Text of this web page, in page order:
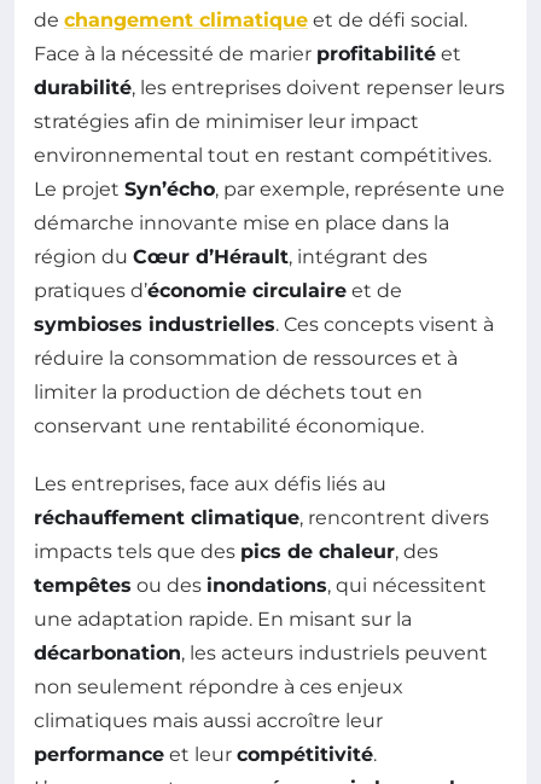
de changement climatique et de défi social.
Face à la nécessité de marier profitabilité et
durabilité, les entreprises doivent repenser leurs
stratégies afin de minimiser leur impact
environnemental tout en restant compétitives.
Le projet Syn’écho, par exemple, représente une
démarche innovante mise en place dans la
région du Cœur d’Hérault, intégrant des
pratiques d’économie circulaire et de
symbioses industrielles. Ces concepts visent à
réduire la consommation de ressources et à
limiter la production de déchets tout en
conservant une rentabilité économique.
Les entreprises, face aux défis liés au
réchauffement climatique, rencontrent divers
impacts tels que des pics de chaleur, des
tempêtes ou des inondations, qui nécessitent
une adaptation rapide. En misant sur la
décarbonation, les acteurs industriels peuvent
non seulement répondre à ces enjeux
climatiques mais aussi accroître leur
performance et leur compétitivité.